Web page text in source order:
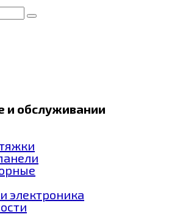
и обслуживании
электроника